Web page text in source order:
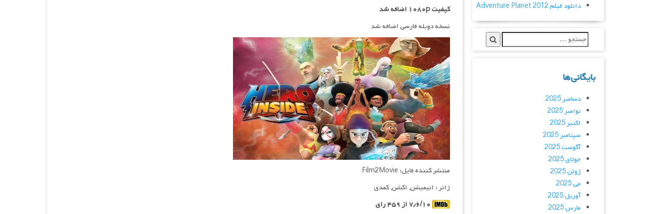
کیفیت ۱۰۸۰p اضافه شد
نسخه دوبله فارسی اضافه شد
منتشر کننده فایل: Film2Movie
ژانر : انیمیشن, اکشن, کمدی
دانلود فیلم Adventure Planet 2012
بایگانی‌ها
دسامبر 2025
نوامبر 2025
اکتبر 2025
سپتامبر 2025
آگوست 2025
جولای 2025
ژوئن 2025
می 2025
آوریل 2025
مارس 2025